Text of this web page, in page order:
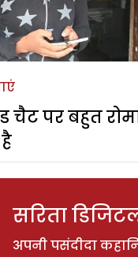
चैट पर बहुत
सरिता
अपनी पसंदीदा